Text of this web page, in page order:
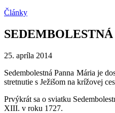
Články
25. apríla 2014
Sedembolestná Panna Mária je
stretnutie s Ježišom na krížovej
Prvýkrát sa o sviatku
XIII. v roku 1727.